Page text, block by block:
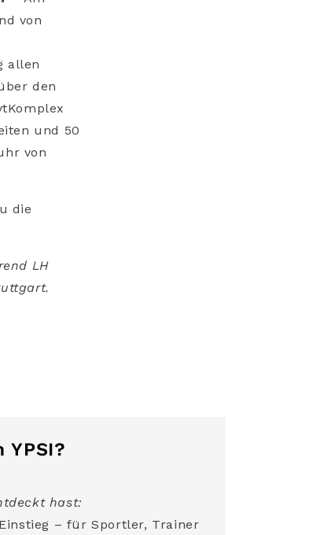
von
allen
den
und 50
von
die
LH
YPSI?
hast:
– für Sportler, Trainer